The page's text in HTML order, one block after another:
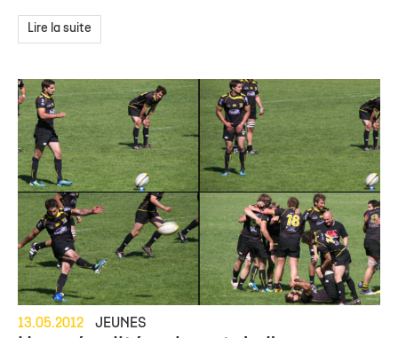
Lire la suite
13.05.2012 JEUNES